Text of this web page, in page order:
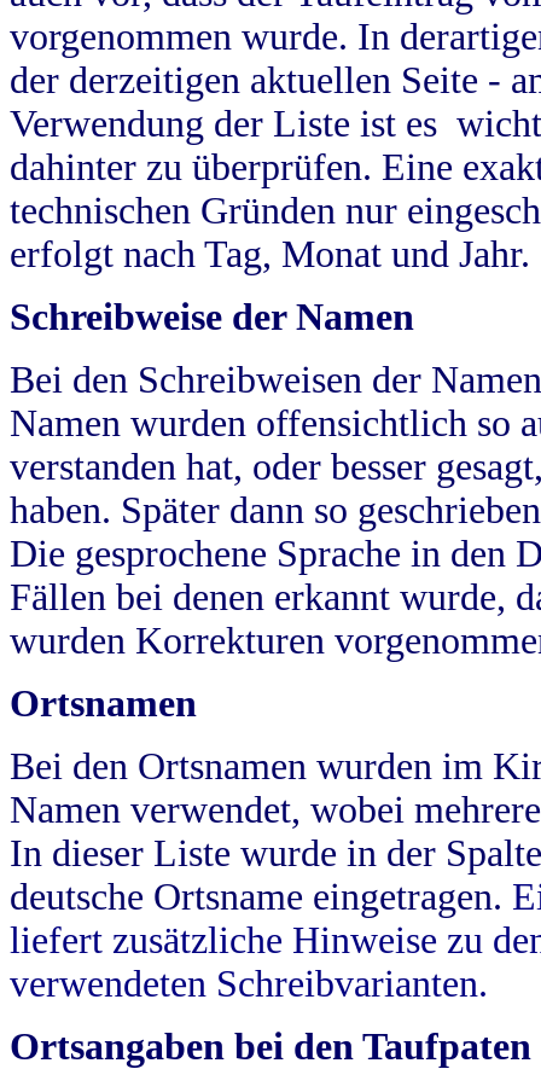
vorgenommen wurde. In
der derzeitigen aktuellen Seite -
Verwendung der Liste ist es
dahinter zu überprüfen. Eine
technischen Gründen nur
erfolgt nach Tag, Monat und Jahr.
Schreibweise der Namen
Bei den Schreibweisen der
Namen wurden offensichtlich so
verstanden hat, oder besser
haben. Später dann so
Die gesprochene Sprache in
Fällen bei denen erkannt wurde,
wurden Korrekturen
Ortsnamen
Bei den Ortsnamen wurden im
Namen verwendet, wobei
In dieser Liste wurde in der
deutsche Ortsname eingetragen.
liefert zusätzliche Hinweise zu
verwendeten Schreibvarianten.
Ortsangaben bei den Taufpaten